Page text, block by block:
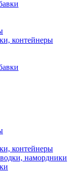
контейнеры
контейнеры
намордники